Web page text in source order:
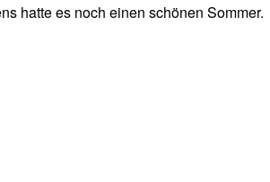
hatte es noch einen schönen Sommer.